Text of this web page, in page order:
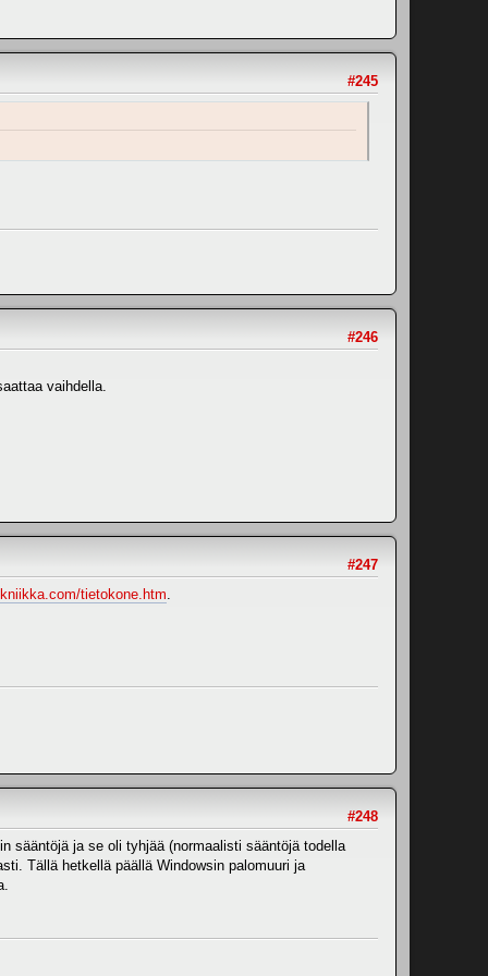
#245
#246
vaihdella.
#247
tietokone.htm.
#248
sääntöjä ja se oli tyhjää (normaalisti sääntöjä todella
Tällä hetkellä päällä Windowsin palomuuri ja